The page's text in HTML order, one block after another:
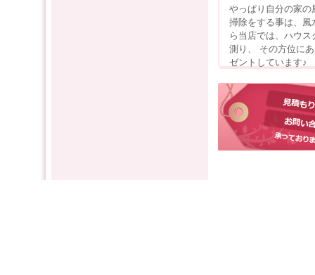
やっぱり自分の家の
掃除をする事は、
ら当店では、ハウ
測り、 その方位に
ゼントしています♪